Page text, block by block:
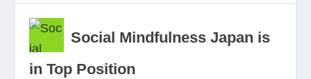
Social Mindfulness Japan is
in Top Position